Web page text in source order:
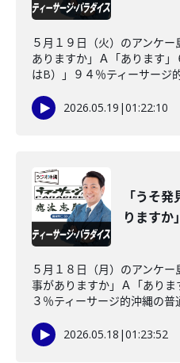
５月１９日（火）のアンケ
ありますか」Ａ「あります
はB）」９４％ティーサージ
2026.05.19 |01:22:10
「うそ
りますか」
５月１８日（月）のアンケ
事がありますか」Ａ「あり
３％ティーサージ的沖縄の普
2026.05.18 |01:23:52